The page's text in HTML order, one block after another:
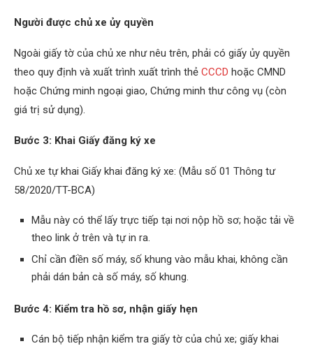
Người được chủ xe ủy quyền
Ngoài giấy tờ của chủ xe như nêu trên, phải có giấy ủy quyền
theo quy định và xuất trình xuất trình thẻ CCCD hoặc CMND
hoặc Chứng minh ngoại giao, Chứng minh thư công vụ (còn
giá trị sử dụng).
Bước 3: Khai Giấy đăng ký xe
Chủ xe tự khai Giấy khai đăng ký xe: (Mẫu số 01 Thông tư
58/2020/TT-BCA)
Mẫu này có thể lấy trực tiếp tại nơi nộp hồ sơ; hoặc tải về
theo link ở trên và tự in ra.
Chỉ cần điền số máy, số khung vào mẫu khai, không cần
phải dán bản cà số máy, số khung.
Bước 4: Kiểm tra hồ sơ, nhận giấy hẹn
Cán bộ tiếp nhận kiểm tra giấy tờ của chủ xe; giấy khai